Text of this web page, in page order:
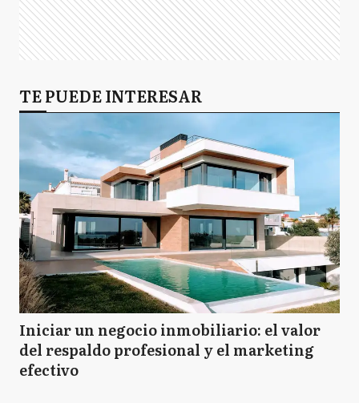
TE PUEDE INTERESAR
Iniciar un negocio inmobiliario: el valor
del respaldo profesional y el marketing
efectivo